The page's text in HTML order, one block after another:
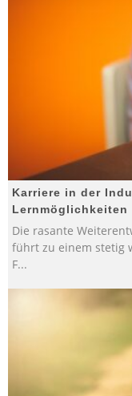
Karriere in der
Lernmöglichkeiten
Die rasante
führt zu einem stetig
F...